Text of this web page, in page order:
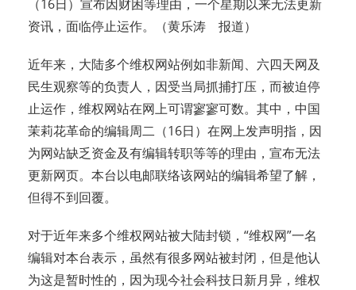
（16日）宣布因财困等理由，一个星期以来无法更新
资讯，面临停止运作。（黄乐涛 报道）
近年来，大陆多个维权网站例如非新闻、六四天网及
民生观察等的负责人，因受当局抓捕打压，而被迫停
止运作，维权网站在网上可谓寥寥可数。其中，中国
茉莉花革命的编辑周二（16日）在网上发声明指，因
为网站缺乏资金及有编辑转职等等的理由，宣布无法
更新网页。本台以电邮联络该网站的编辑希望了解，
但得不到回覆。
对于近年来多个维权网站被大陆封锁，“维权网”一名
编辑对本台表示，虽然有很多网站被封闭，但是他认
为这是暂时性的，因为现今社会科技日新月异，维权